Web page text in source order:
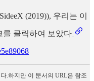
(2019)), 우리는 이
를 클릭하여 보았다
.하지만 이 문서의 URL은 참조